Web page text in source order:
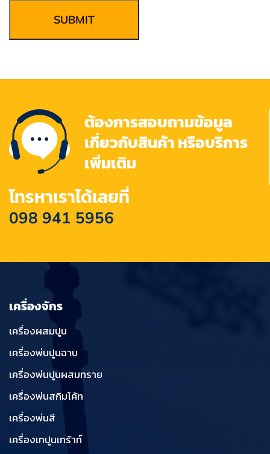
SUBMIT
ต้องการสอบถามข้อมูล
เกี่ยวกับสินค้า หรือบริการ
เพิ่มเติม
โทรหาเราได้เลยที่
098 941 5956
เครื่องจักร
เครื่องผสมปูน
เครื่องพ่นปูนฉาบ
เครื่องพ่นปูนผสมทราย
เครื่องพ่นสกิมโค้ท
เครื่องพ่นสี
เครื่องเทปูนเกร้าท์